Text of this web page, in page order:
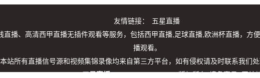
友情链接：
五星直播
播、高清西甲直播无插件观看等服务，包括西甲直播,足球直播,欧洲杯直播，方
播观看。
本站所有直播信号源和视频集锦录像均来自第三方平台，如有侵权请及时联系我们处
Copyright © 2026五星直播. All Rights Reserved 版权所有填备案号 网站